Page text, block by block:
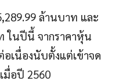
ล้านบาท และ
ในปีนี้ จากราคาหุ้น
เนื่องนับตั้งแต่เข้าจด
มื่อปี 2560